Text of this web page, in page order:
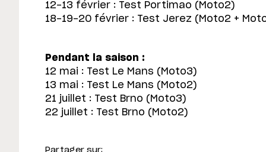
12-13 février : Test Portimao (Moto2)
18-19-20 février : Test Jerez (Moto2 +
Pendant la saison :
12 mai : Test Le Mans (Moto3)
13 mai : Test Le Mans (Moto2)
21 juillet : Test Brno (Moto3)
22 juillet : Test Brno (Moto2)